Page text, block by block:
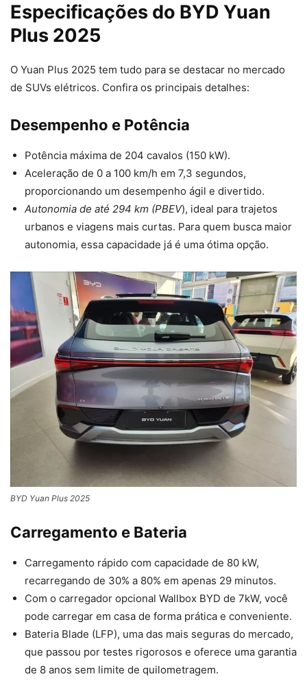
Especificações do BYD Yuan
Plus 2025
O Yuan Plus 2025 tem tudo para se destacar no mercado
de SUVs elétricos. Confira os principais detalhes:
Desempenho e Potência
Potência máxima de 204 cavalos (150 kW).
Aceleração de 0 a 100 km/h em 7,3 segundos,
proporcionando um desempenho ágil e divertido.
Autonomia de até 294 km (PBEV), ideal para trajetos
urbanos e viagens mais curtas. Para quem busca maior
autonomia, essa capacidade já é uma ótima opção.
BYD Yuan Plus 2025
Carregamento e Bateria
Carregamento rápido com capacidade de 80 kW,
recarregando de 30% a 80% em apenas 29 minutos.
Com o carregador opcional Wallbox BYD de 7kW, você
pode carregar em casa de forma prática e conveniente.
Bateria Blade (LFP), uma das mais seguras do mercado,
que passou por testes rigorosos e oferece uma garantia
de 8 anos sem limite de quilometragem.